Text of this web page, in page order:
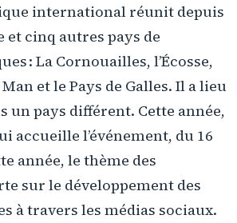
international réunit depuis
et cinq autres pays de
: La Cornouailles, l’Écosse,
et le Pays de Galles. Il a lieu
un pays différent. Cette année,
accueille l’événement, du 16
année, le thème des
sur le développement des
à travers les médias sociaux.